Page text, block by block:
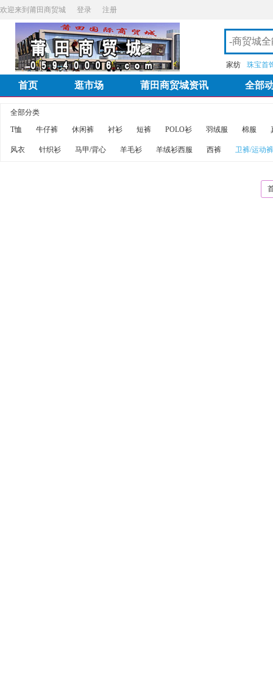
欢迎来到莆田商贸城 登录 注册
家纺 珠宝首
首页 逛市场 莆田商贸城资讯 全部
全部分类
T恤
牛仔裤 休闲裤 衬衫 短裤 POLO衫 羽绒服 棉服
风衣 针织衫 马甲/背心 羊毛衫 羊绒衫西服 西裤 卫裤/运动裤